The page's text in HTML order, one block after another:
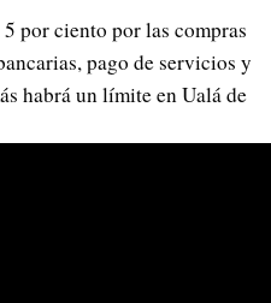
por ciento por las compras
pago de servicios y
habrá un límite en Ualá de